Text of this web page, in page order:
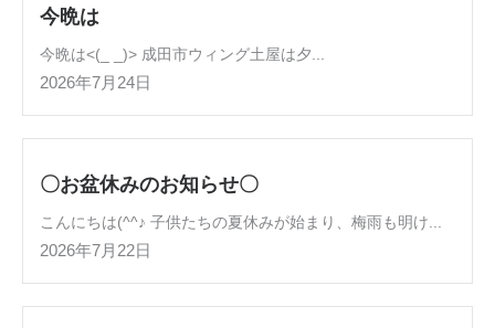
今晩は
今晩は<(_ _)> 成田市ウィング土屋は夕...
2026年7月24日
〇お盆休みのお知らせ〇
こんにちは(^^♪ 子供たちの夏休みが始まり、梅雨も明け...
2026年7月22日